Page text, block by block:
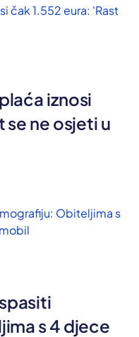
iznosi
se ne osjeti u
s 4 djece